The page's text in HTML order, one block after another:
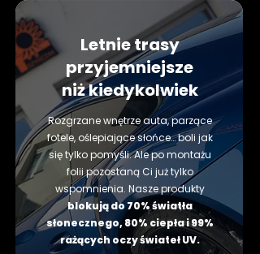
Letnie trasy
przyjemniejsze
niż kiedykolwiek
Rozgrzane wnętrze auta, parzące
fotele, oślepiające słońce… boli jak
się tylko pomyśli. Ale po montażu
folii pozostaną Ci już tylko
wspomnienia. Nasze produkty
blokują do 70% światła
słonecznego, 80% ciepła i 99%
rażących oczy świateł UV.